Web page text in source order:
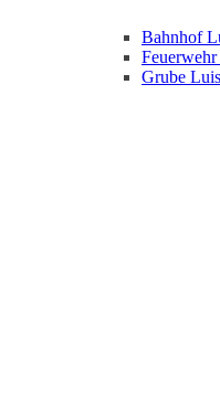
Bahnhof
Grube